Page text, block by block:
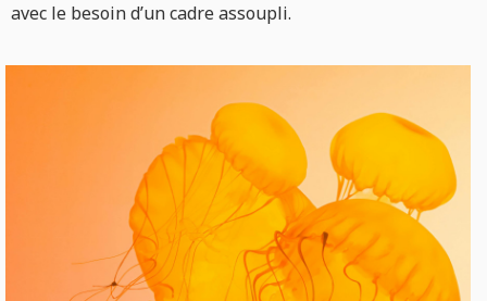
avec le besoin d’un cadre assoupli.